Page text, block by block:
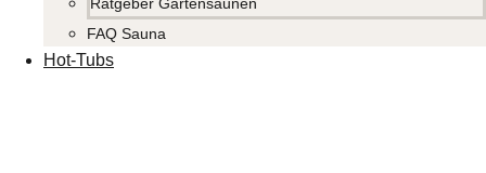
FAQ Sauna
Hot-Tubs